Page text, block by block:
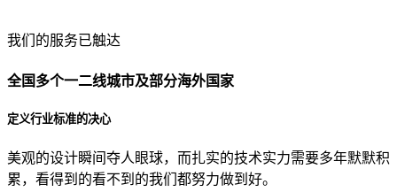
贵公司预算范围是？
贵公司的团队规模是？
目前主要的营销渠道是？
我们的服务已触达
全国多个一二线城市及部分海外国家
定义行业标准的决心
美观的设计瞬间夺人眼球，而扎实的技术实力需要多年默默积
累，看得到的看不到的我们都努力做到好。